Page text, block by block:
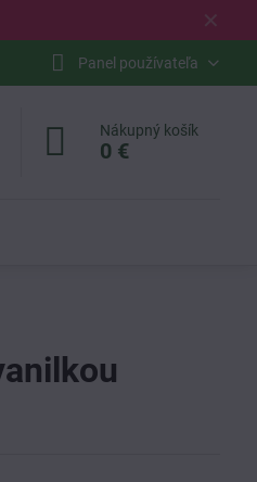
✕
Panel používateľa
Nákupný košík
0 €